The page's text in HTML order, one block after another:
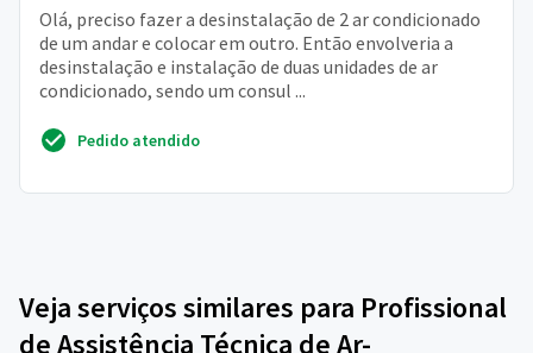
Olá, preciso fazer a desinstalação de 2 ar condicionado
de um andar e colocar em outro. Então envolveria a
desinstalação e instalação de duas unidades de ar
condicionado, sendo um consul ...
Pedido atendido
Veja serviços similares para Profissional
de Assistência Técnica de Ar-